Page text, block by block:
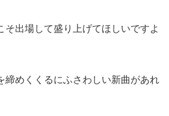
そ出場して盛り上げてほしいですよ
締めくくるにふさわしい新曲があれ